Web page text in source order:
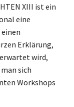
XIII ist ein
eine
Erklärung,
wird,
sich
Workshops